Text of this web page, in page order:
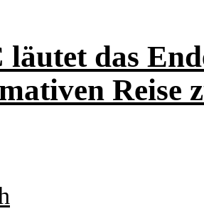
läutet das
Reise